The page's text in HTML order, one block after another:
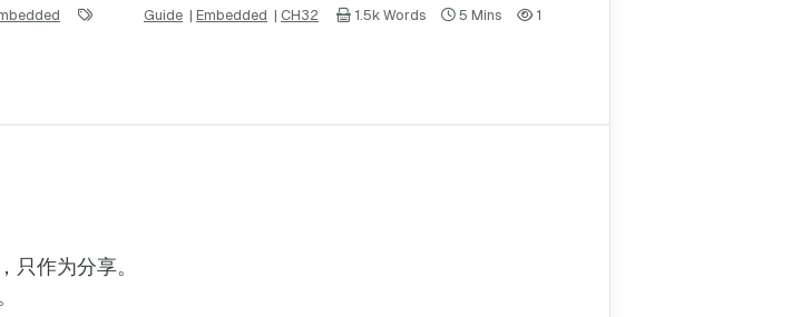
Guide | Embedded | CH32 1.5k Words 5 Mins 1
，只作为分享。